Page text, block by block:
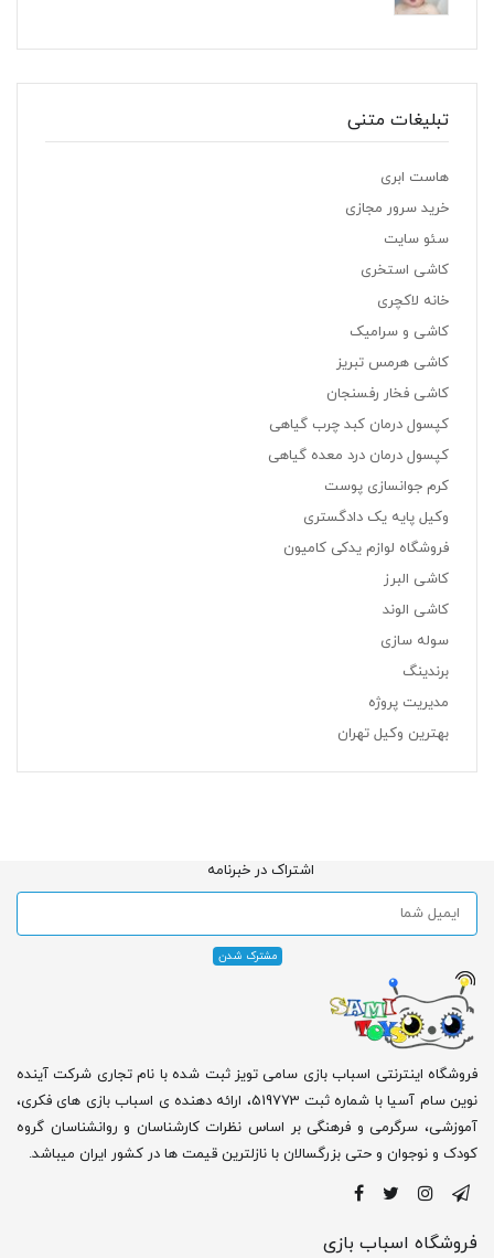
تبلیغات متنی
هاست ابری
خرید سرور مجازی
سئو سایت
کاشی استخری
خانه لاکچری
کاشی و سرامیک
کاشی هرمس تبریز
کاشی فخار رفسنجان
کپسول درمان کبد چرب گیاهی
کپسول درمان درد معده گیاهی
کرم جوانسازی پوست
وکیل پایه یک دادگستری
فروشگاه لوازم یدکی کامیون
کاشی البرز
کاشی الوند
سوله سازی
برندینگ
مدیریت پروژه
بهترین وکیل تهران
اشتراک در خبرنامه
فروشگاه اینترنتی اسباب بازی سامی تویز ثبت شده با نام تجاری شرکت آینده
نوین سام آسیا با شماره ثبت 519773، ارائه دهنده ی اسباب بازی های فکری،
آموزشی، سرگرمی و فرهنگی بر اساس نظرات کارشناسان و روانشناسان گروه
کودک و نوجوان و حتی بزرگسالان با نازلترین قیمت ها در کشور ایران میباشد.
فروشگاه اسباب بازی